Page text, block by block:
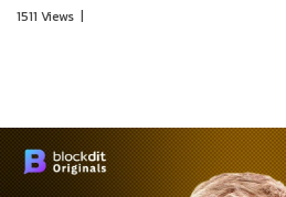
1511 Views |